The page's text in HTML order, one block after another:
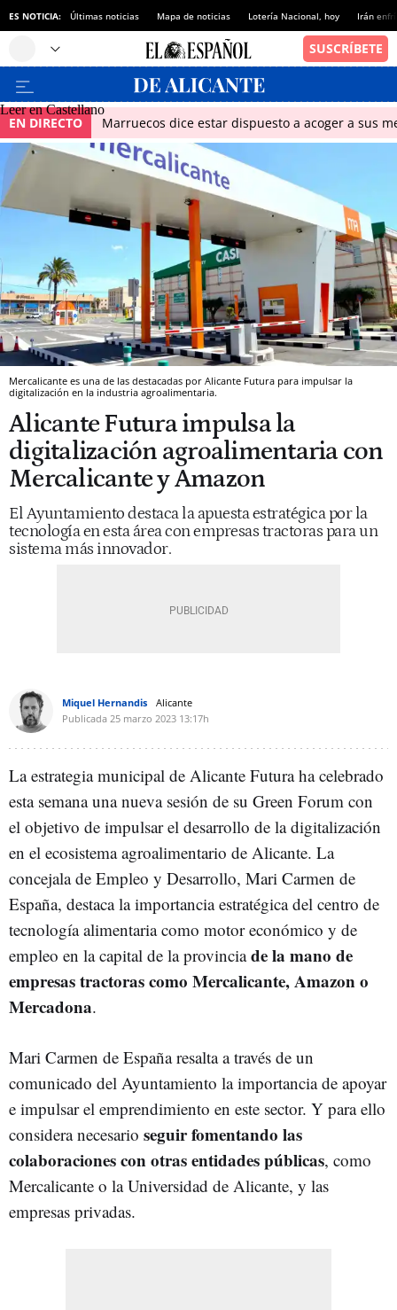
ES NOTICIA: Últimas noticias Mapa de noticias Lotería Nacional, hoy Irán
Leer en Castellano
EN DIRECTO Marruecos dice estar dispuesto a acoger a sus
Mercalicante es una de las destacadas por Alicante Futura para impulsar la
digitalización en la industria agroalimentaria.
Alicante Futura impulsa la
digitalización agroalimentaria con
Mercalicante y Amazon
El Ayuntamiento destaca la apuesta estratégica por la
tecnología en esta área con empresas tractoras para un
sistema más innovador.
Miquel Hernandis
Alicante
Publicada 25 marzo 2023 13:17h
La estrategia municipal de Alicante Futura ha celebrado
esta semana una nueva sesión de su Green Forum con
el objetivo de impulsar el desarrollo de la digitalización
en el ecosistema agroalimentario de Alicante. La
concejala de Empleo y Desarrollo, Mari Carmen de
España, destaca la importancia estratégica del centro de
tecnología alimentaria como motor económico y de
empleo en la capital de la provinciade la mano de
empresas tractoras como Mercalicante, Amazon o
Mercadona.
Mari Carmen de España resalta a través de un
comunicado del Ayuntamiento la importancia de apoyar
e impulsar el emprendimiento en este sector. Y para ello
considera necesario seguir fomentando las
colaboraciones con otras entidades públicas, como
Mercalicante o la Universidad de Alicante, y las
empresas privadas.